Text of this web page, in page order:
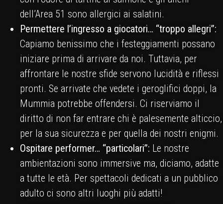
dell’Area 51 sono allergici ai salatini.
Permettere l’ingresso a giocatori… “troppo allegri”:
Capiamo benissimo che i festeggiamenti possano
iniziare prima di arrivare da noi. Tuttavia, per
affrontare le nostre sfide servono lucidità e riflessi
pronti. Se arrivate che vedete i geroglifici doppi, la
Mummia potrebbe offendersi. Ci riserviamo il
diritto di non far entrare chi è palesemente alticcio,
per la sua sicurezza e per quella dei nostri enigmi.
Ospitare performer… “particolari”: Le nostre
ambientazioni sono immersive ma, diciamo, adatte
a tutte le età. Per spettacoli dedicati a un pubblico
adulto ci sono altri luoghi più adatti!